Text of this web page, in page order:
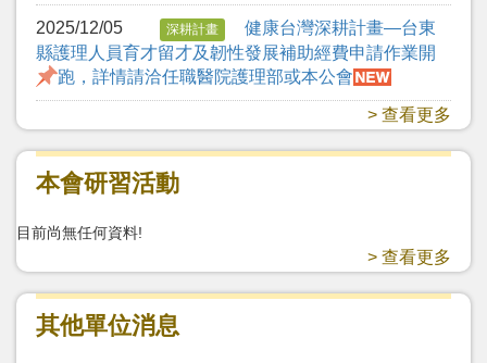
2025/12/05 深耕計畫
健康台灣深耕計畫—台東
縣護理人員育才留才及韌性發展補助經費申請作業開
跑，詳情請洽任職醫院護理部或本公會
> 查看更多
本會研習活動
目前尚無任何資料!
> 查看更多
其他單位消息